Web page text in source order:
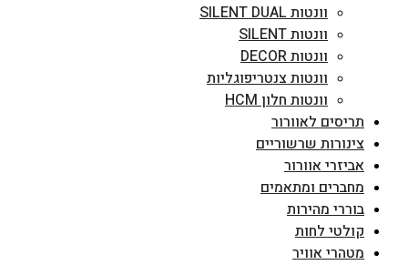
וונטות SILENT DUAL
וונטות SILENT
וונטות DECOR
וונטות צנטריפוגליות
וונטות חלון HCM
תריסים לאוורור
צינורות שרשוריים
אביזרי אוורור
מחברים ומתאמים
בוררי מהירות
קולטי לחות
מטהרי אוויר